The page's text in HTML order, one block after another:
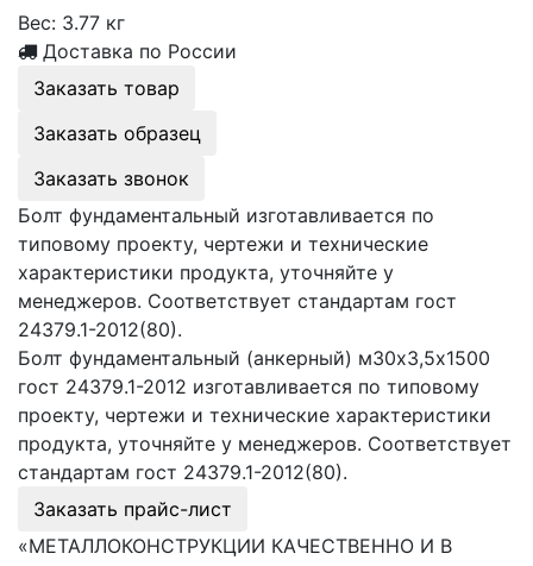
Вес: 3.77 кг
Доставка по России
Заказать товар
Заказать образец
Заказать звонок
Болт фундаментальный изготавливается по
типовому проекту, чертежи и технические
характеристики продукта, уточняйте у
менеджеров. Соответствует стандартам гост
24379.1-2012(80).
Болт фундаментальный (анкерный) м30х3,5х1500
гост 24379.1-2012 изготавливается по типовому
проекту, чертежи и технические характеристики
продукта, уточняйте у менеджеров. Соответствует
стандартам гост 24379.1-2012(80).
Заказать прайс-лист
«МЕТАЛЛОКОНСТРУКЦИИ КАЧЕСТВЕННО И В